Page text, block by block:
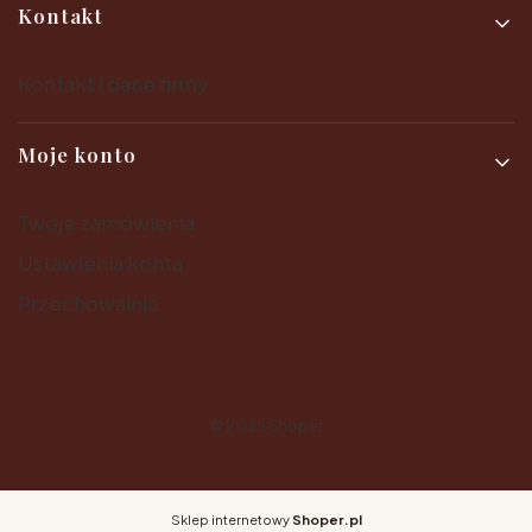
Kontakt
Moje konto
Sklep internetowy Shoper.pl